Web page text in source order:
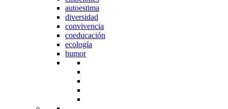
autoestima
diversidad
convivencia
coeducación
ecología
humor